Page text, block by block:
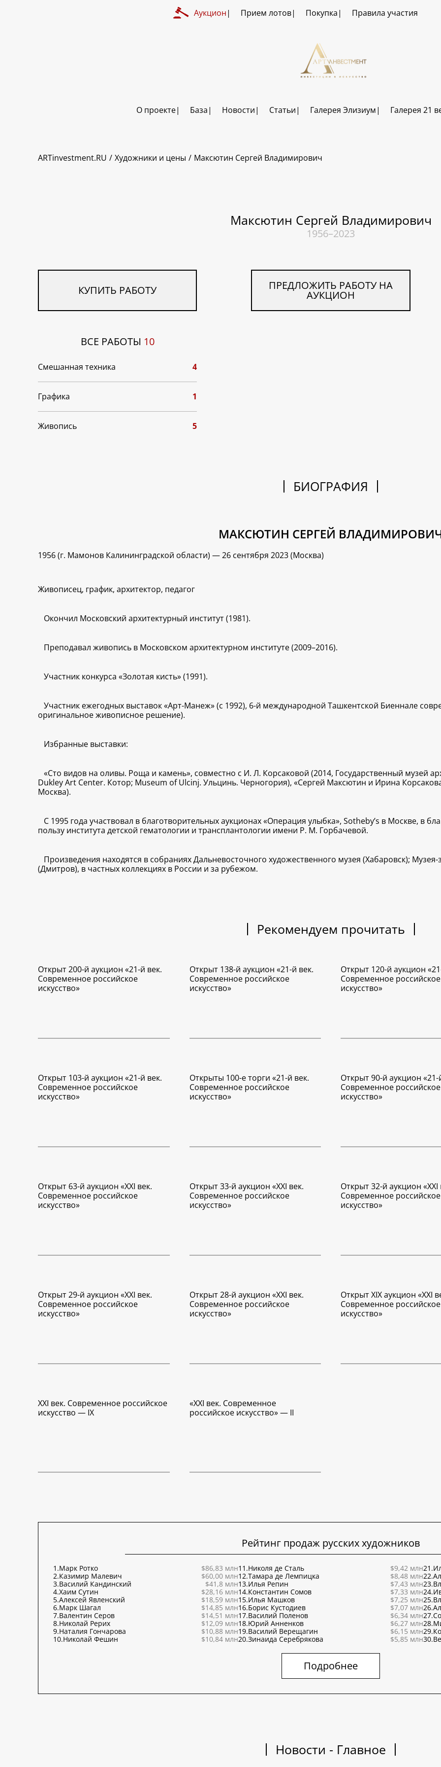
Аукцион Прием лотов Покупка Правила участия
О проекте База Новости Статьи Галерея Элизиум Галерея 21
ARTinvestment.RU Художники и цены Максютин Сергей Владимирович
Максютин Сергей Владимирович
1956–2023
КУПИТЬ РАБОТУ ПРЕДЛОЖИТЬ РАБОТУ НА
АУКЦИОН
ВСЕ РАБОТЫ 10
Смешанная техника 4
Графика 1
Живопись 5
БИОГРАФИЯ
МАКСЮТИН СЕРГЕЙ
1956 (г. Мамонов Калининградской области) — 26 сентября 2023 (Москва)
Живописец, график, архитектор, педагог
Окончил Московский архитектурный институт (1981).
Преподавал живопись в Московском архитектурном институте (2009–2016).
Участник конкурса «Золотая кисть» (1991).
Участник ежегодных выставок «Арт-Манеж» (с 1992), 6-й международной Ташкентской Биеннале
оригинальное живописное решение).
Избранные выставки:
«Сто видов на оливы. Роща и камень», совместно с И. Л. Корсаковой (2014, Государственный музей
Dukley Art Center. Котор; Museum of Ulcinj. Ульцинь. Черногория), «Сергей Максютин и Ирина
Москва).
С 1995 года участвовал в благотворительных аукционах «Операция улыбка», Sotheby’s в Москве, в
пользу института детской гематологии и трансплантологии имени Р. М. Горбачевой.
Произведения находятся в собраниях Дальневосточного художественного музея (Хабаровск);
(Дмитров), в частных коллекциях в России и за рубежом.
Рекомендуем прочитать
Открыт 200-й аукцион «21-й век.
Современное российское
искусство»
Открыт 138-й аукцион «21-й век.
Современное российское
искусство»
Открыт 120-й аукцион
Современное российское
искусство»
Открыт 103-й аукцион «21-й век.
Современное российское
искусство»
Открыты 100-е торги «21-й век.
Современное российское
искусство»
Открыт 90-й аукцион «21-
Современное российское
искусство»
Открыт 63-й аукцион «XXI век.
Современное российское
искусство»
Открыт 33-й аукцион «XXI век.
Современное российское
искусство»
Открыт 32-й аукцион «XXI
Современное российское
искусство»
Открыт 29-й аукцион «XXI век.
Современное российское
искусство»
Открыт 28-й аукцион «XXI век.
Современное российское
искусство»
Открыт XIX аукцион «XXI
Современное российское
искусство»
XXI век. Современное российское
искусство — IX
«XXI век. Современное
российское искусство» — II
Рейтинг продаж русских художников
1.Марк Ротко
$86,83 млн
2.Казимир Малевич
$60,00 млн
3.Василий Кандинский
$41,8 млн
4.Хаим Сутин
$28,16 млн
5.Алексей Явленский
$18,59 млн
6.Марк Шагал
$14,85 млн
7.Валентин Серов
$14,51 млн
8.Николай Рерих
$12,09 млн
9.Наталия Гончарова
$10,88 млн
10.Николай Фешин $10,84 млн
11.Николя де Сталь
$9,42 млн
12.Тамара де Лемпицка
$8,48 млн
13.Илья Репин
$7,43 млн
14.Константин Сомов
$7,33 млн
15.Илья Машков
$7,25 млн
16.Борис Кустодиев
$7,07 млн
17.Василий Поленов
$6,34 млн
18.Юрий Анненков
$6,27 млн
19.Василий Верещагин
$6,15 млн
20.Зинаида Серебрякова $5,85 млн
21.
22.
23.
24.
25.
26.
27.
28.
29.
30.
Подробнее
Новости - Главное